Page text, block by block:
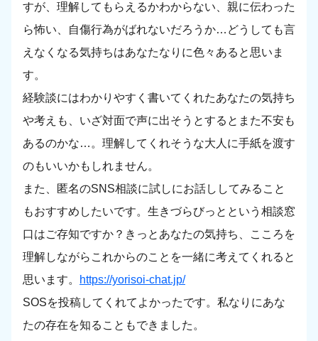
すが、理解してもらえるかわからない、親に伝わった
ら怖い、自傷行為がばれないだろうか…どうしても言
えなくなる気持ちはあなたなりに色々あると思いま
す。
経験談にはわかりやすく書いてくれたあなたの気持ち
や考えも、いざ対面で声に出そうとするとまた不安も
あるのかな…。理解してくれそうな大人に手紙を渡す
のもいいかもしれません。
また、匿名のSNS相談に試しにお話ししてみること
もおすすめしたいです。生きづらびっとという相談窓
口はご存知ですか？きっとあなたの気持ち、こころを
理解しながらこれからのことを一緒に考えてくれると
思います。
https://yorisoi-chat.jp/
SOSを投稿してくれてよかったです。私なりにあな
たの存在を知ることもできました。